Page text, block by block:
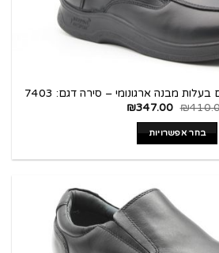
מבנה ארגונומי – סירה דגם: 7403
₪
₪347.00
בחר אפשרויות